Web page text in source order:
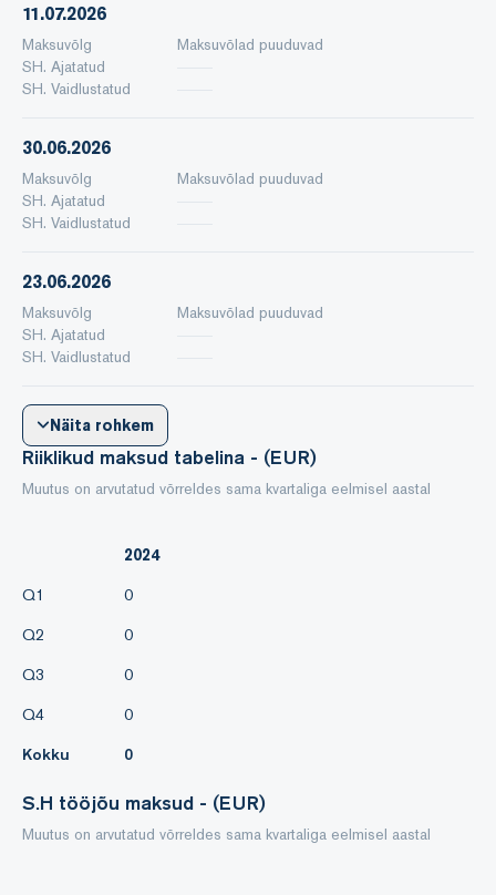
11.07.2026
Maksuvõlg
Maksuvõlad puuduvad
SH. Ajatatud
SH. Vaidlustatud
30.06.2026
Maksuvõlg
Maksuvõlad puuduvad
SH. Ajatatud
SH. Vaidlustatud
23.06.2026
Maksuvõlg
Maksuvõlad puuduvad
SH. Ajatatud
SH. Vaidlustatud
Näita rohkem
Riiklikud maksud tabelina - (EUR)
Muutus on arvutatud võrreldes sama kvartaliga eelmisel aastal
2024
Q1
0
Q2
0
Q3
0
Q4
0
Kokku
0
S.H tööjõu maksud - (EUR)
Muutus on arvutatud võrreldes sama kvartaliga eelmisel aastal